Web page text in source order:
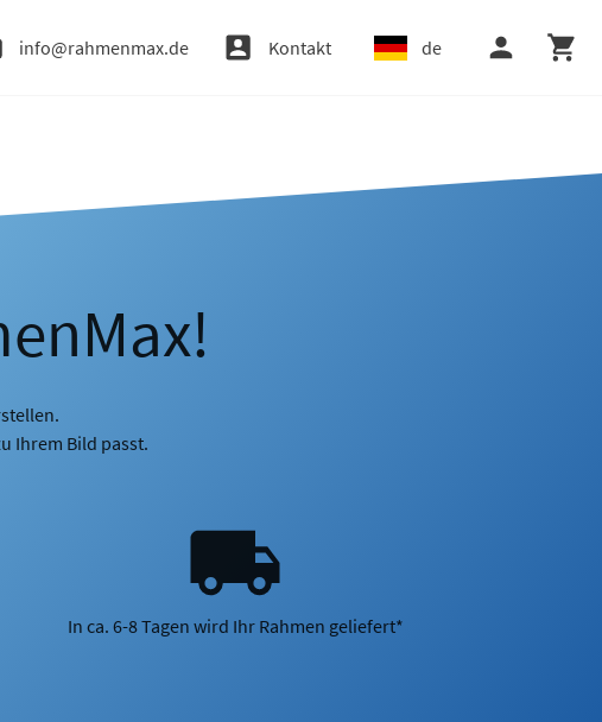
info@rahmenmax.de Kontakt de
Ihrem Bild passt.
In ca. 6-8 Tagen wird Ihr Rahmen geliefert*